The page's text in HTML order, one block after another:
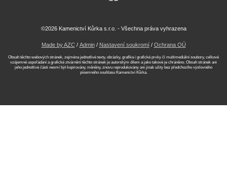
©2026 Kamenictví Kůrka s.r.o. - Všechna práva vyhrazena
Made by AZC/ Admin/ Nastavení soukromí/ Ochrana OÚ
Obsah těchto webových stránek, zejména jednotlivé texty, obrázky, grafika i grafické prvky či multimediální soubory, celkové
vzájemné uspořádání a grafické ztvárnění těchto stránek je autorským dílem a jako takové je chráněno. Obsah stránek ani
jeho jednotlivé části nesmí být kopírovány, měněny, znovu reprodukovány ani jinak užity bez předchozího výslovného
písemného souhlasu Kamenictví Kůrka.